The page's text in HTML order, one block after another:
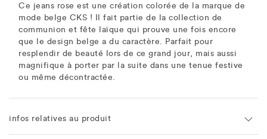
Ce jeans rose est une création colorée de la marque de
mode belge CKS ! Il fait partie de la collection de
communion et fête laïque qui prouve une fois encore
que le design belge a du caractère. Parfait pour
resplendir de beauté lors de ce grand jour, mais aussi
magnifique à porter par la suite dans une tenue festive
ou même décontractée.
infos relatives au produit